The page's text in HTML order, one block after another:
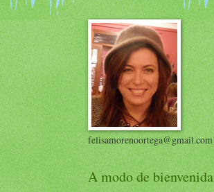
felisamorenoortega@gmail.com
A modo de bienvenida